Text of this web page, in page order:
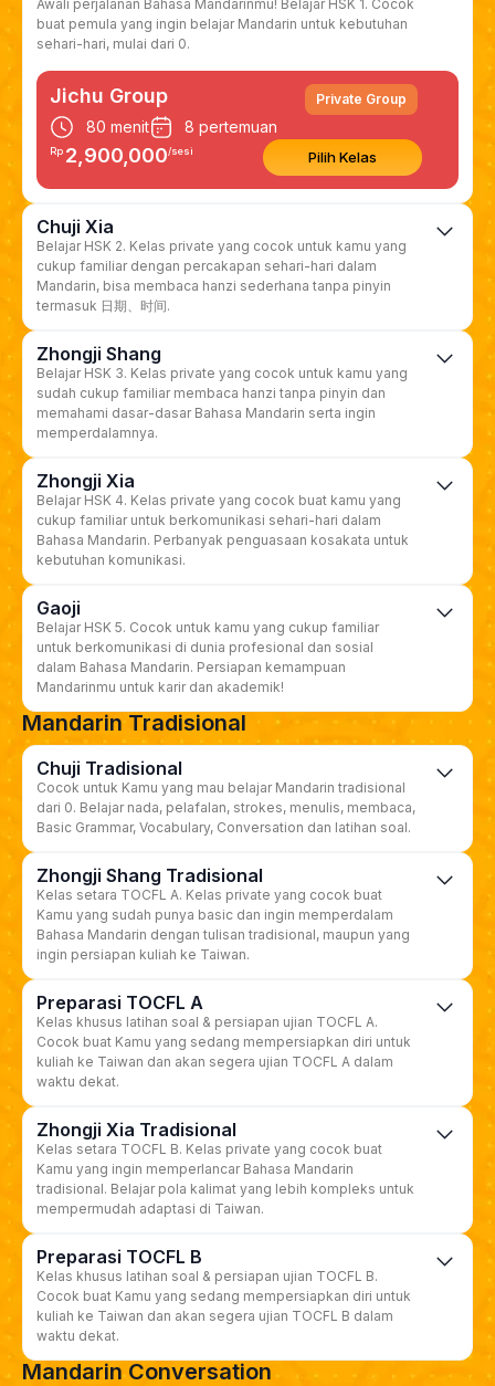
Awali perjalanan Bahasa Mandarinmu! Belajar HSK 1. Cocok
buat pemula yang ingin belajar Mandarin untuk kebutuhan
sehari-hari, mulai dari 0.
Jichu Group Private Group
80 menit 8 pertemuan
Rp 2,900,000/sesi Pilih Kelas
Chuji Xia
Belajar HSK 2. Kelas private yang cocok untuk kamu yang
cukup familiar dengan percakapan sehari-hari dalam
Mandarin, bisa membaca hanzi sederhana tanpa pinyin
termasuk 日期、时间.
Zhongji Shang
Belajar HSK 3. Kelas private yang cocok untuk kamu yang
sudah cukup familiar membaca hanzi tanpa pinyin dan
memahami dasar-dasar Bahasa Mandarin serta ingin
memperdalamnya.
Zhongji Xia
Belajar HSK 4. Kelas private yang cocok buat kamu yang
cukup familiar untuk berkomunikasi sehari-hari dalam
Bahasa Mandarin. Perbanyak penguasaan kosakata untuk
kebutuhan komunikasi.
Gaoji
Belajar HSK 5. Cocok untuk kamu yang cukup familiar
untuk berkomunikasi di dunia profesional dan sosial
dalam Bahasa Mandarin. Persiapan kemampuan
Mandarinmu untuk karir dan akademik!
Mandarin Tradisional
Chuji Tradisional
Cocok untuk Kamu yang mau belajar Mandarin tradisional
dari 0. Belajar nada, pelafalan, strokes, menulis, membaca,
Basic Grammar, Vocabulary, Conversation dan latihan soal.
Zhongji Shang Tradisional
Kelas setara TOCFL A. Kelas private yang cocok buat
Kamu yang sudah punya basic dan ingin memperdalam
Bahasa Mandarin dengan tulisan tradisional, maupun yang
ingin persiapan kuliah ke Taiwan.
Preparasi TOCFL A
Kelas khusus latihan soal & persiapan ujian TOCFL A.
Cocok buat Kamu yang sedang mempersiapkan diri untuk
kuliah ke Taiwan dan akan segera ujian TOCFL A dalam
waktu dekat.
Zhongji Xia Tradisional
Kelas setara TOCFL B. Kelas private yang cocok buat
Kamu yang ingin memperlancar Bahasa Mandarin
tradisional. Belajar pola kalimat yang lebih kompleks untuk
mempermudah adaptasi di Taiwan.
Preparasi TOCFL B
Kelas khusus latihan soal & persiapan ujian TOCFL B.
Cocok buat Kamu yang sedang mempersiapkan diri untuk
kuliah ke Taiwan dan akan segera ujian TOCFL B dalam
waktu dekat.
Mandarin Conversation